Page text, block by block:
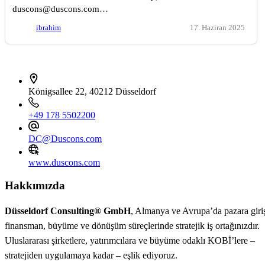
duscons@duscons.com…
ibrahim 17. Haziran 2025
Königsallee 22, 40212 Düsseldorf
+49 178 5502200
DC@Duscons.com
www.duscons.com
Hakkımızda
Düsseldorf Consulting® GmbH, Almanya ve Avrupa’da pazara
finansman, büyüme ve dönüşüm süreçlerinde stratejik iş ortağınızdır.
Uluslararası şirketlere, yatırımcılara ve büyüme odaklı KOBİ’lere –
stratejiden uygulamaya kadar – eşlik ediyoruz.